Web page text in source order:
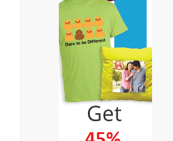
TUPPERWARE Allegra 4 Peas
Server | Dapat Juga Akhi...
Giveaway Cash RM600 MAC2016 by
Emas Putih
RESEPI AISKRIM SUMI SEDAP
GILER!!
RESEPI IKAN GORENG
BEREMPAH
RESEPI KARIPAP CHEESE +